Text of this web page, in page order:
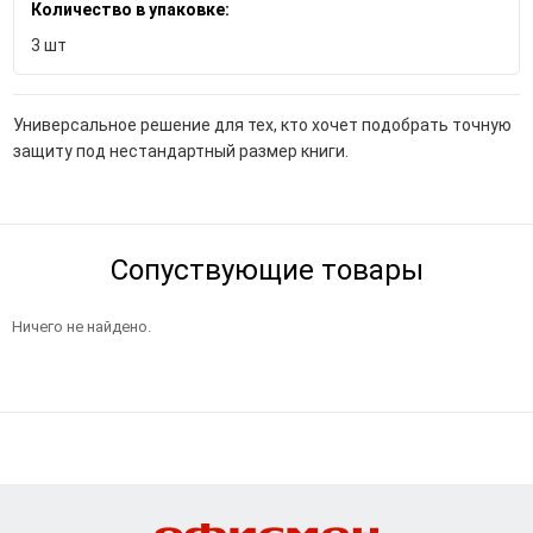
Количество в упаковке:
3 шт
Универсальное решение для тех, кто хочет подобрать точную
защиту под нестандартный размер книги.
Сопуствующие товары
Ничего не найдено.